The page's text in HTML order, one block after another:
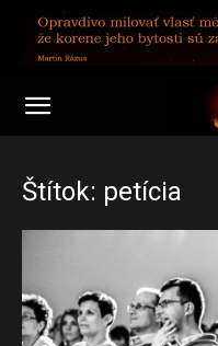
Štítok: petícia